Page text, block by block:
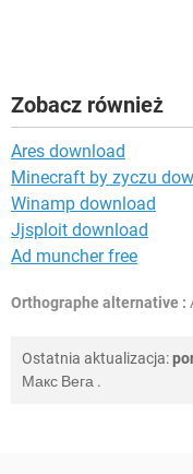
Zobacz również
Ares download
Minecraft by zyczu
Winamp download
Jjsploit download
Ad muncher free
Orthographe alternative :
Ostatnia aktualizacja:
Макс Вега .